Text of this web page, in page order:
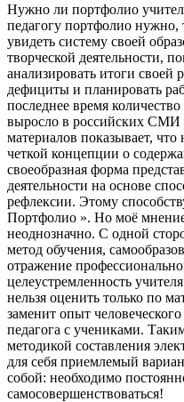
Нужно ли портфолио
педагогу портфолио нужно,
увидеть систему своей
творческой деятельности,
анализировать итоги своей
дефициты и планировать
последнее время
выросло в российских СМИ
материалов показывает,
четкой концепции о
своеобразная форма
деятельности на основе
рефлексии. Этому
Портфолио ». Но моё
неоднозначно. С одной
метод обучения,
отражение
целеустремленность
нельзя оценить только по
заменит опыт
педагога с учениками.
методикой составления
для себя приемлемый
собой: необходимо
самосовершенствоваться!